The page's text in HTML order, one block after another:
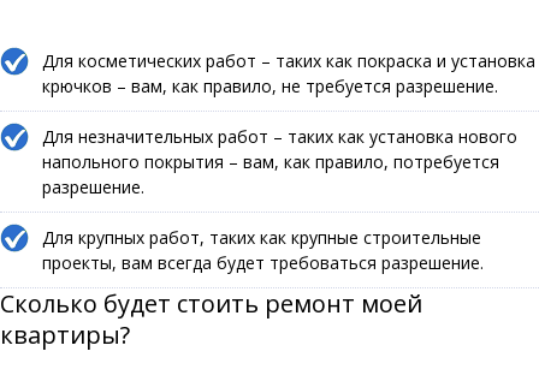
Для косметических работ – таких как покраска и установка
крючков – вам, как правило, не требуется разрешение.
Для незначительных работ – таких как установка нового
напольного покрытия – вам, как правило, потребуется
разрешение.
Для крупных работ, таких как крупные строительные
проекты, вам всегда будет требоваться разрешение.
Сколько будет стоить ремонт моей
квартиры?